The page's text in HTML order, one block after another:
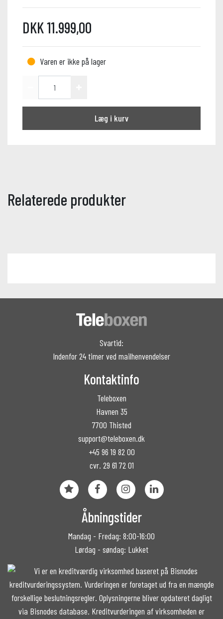
DKK 11.999,00
Varen er ikke på lager
Læg i kurv
Relaterede produkter
Svartid:
Indenfor 24 timer ved mailhenvendelser
Kontaktinfo
Teleboxen
Havnen 35
7700 Thisted
support@teleboxen.dk
+45 96 19 82 00
cvr. 29 61 72 01
Åbningstider
Mandag - Fredag: 8:00-16:00
Lørdag - søndag: Lukket